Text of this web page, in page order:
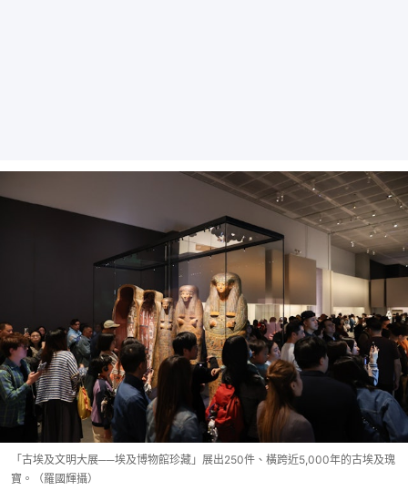
「古埃及文明大展──埃及博物館珍藏」展出250件、橫跨近5,000年的古埃及瑰
寶。（羅國輝攝）